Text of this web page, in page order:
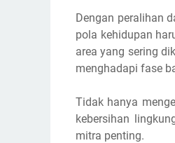
Dengan peralihan
pola kehidupan
area yang sering
menghadapi fase
Tidak hanya
kebersihan
mitra penting.